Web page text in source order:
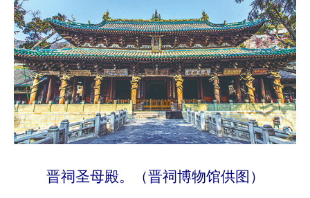
晋祠圣母殿。（晋祠博物馆供图）